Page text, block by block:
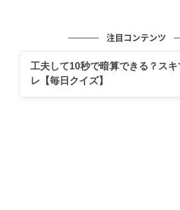
注目コンテンツ
工夫して10秒で暗算できる？スキ
レ【毎日クイズ】